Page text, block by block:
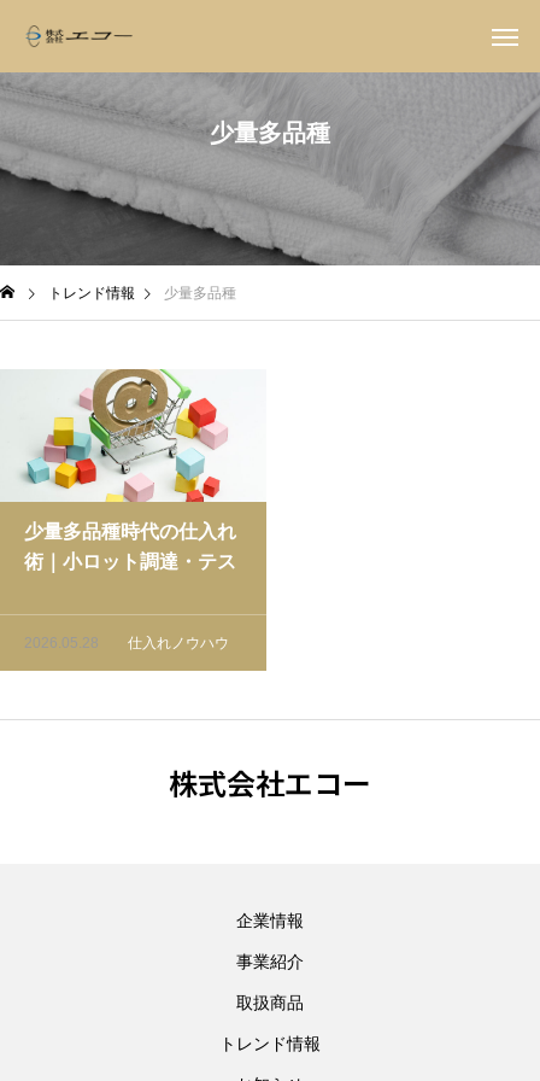
少量多品種
トレンド情報 少量多品種
少量多品種時代の仕入れ
術｜小ロット調達・テス
践ガイド
2026.05.28 仕入れノウハウ
株式会社エコー
企業情報
事業紹介
取扱商品
トレンド情報